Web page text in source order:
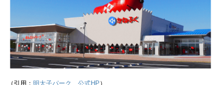
（引用： 明太子パーク 公式HP ）